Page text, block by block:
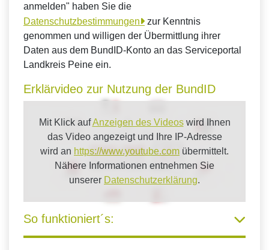
anmelden" haben Sie die
Datenschutzbestimmungen
zur Kenntnis
genommen und willigen der Übermittlung ihrer
Daten aus dem BundID-Konto an das Serviceportal
Landkreis Peine ein.
Erklärvideo zur Nutzung der BundID
Mit Klick aufAnzeigen des Videoswird Ihnen
das Video angezeigt und Ihre IP-Adresse
wird an https://www.youtube.com übermittelt.
Nähere Informationen entnehmen Sie
unserer Datenschutzerklärung.
So funktioniert´s: